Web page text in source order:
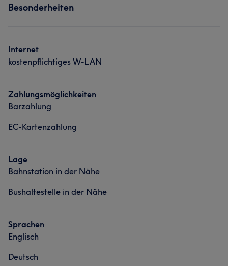
Was unsere Kunden über Massagetherapeutin sagen
Was unsere Kunden über Massagetherapeutin sagen
Erfahren
Besonderheiten
Internet
kostenpflichtiges W-LAN
Zahlungsmöglichkeiten
Barzahlung
EC-Kartenzahlung
Lage
Bahnstation in der Nähe
Bushaltestelle in der Nähe
Sprachen
Englisch
Deutsch